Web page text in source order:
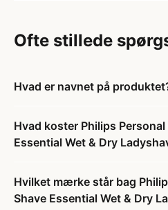
Ofte stillede
Hvad er navnet på
Hvad koster Philips Personal
Essential Wet & Dry
Hvilket mærke står bag
Shave Essential Wet & Dry